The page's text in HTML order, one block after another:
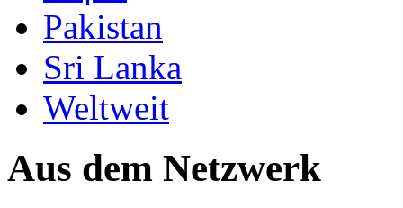
Pakistan
Sri Lanka
Weltweit
Aus dem Netzwerk